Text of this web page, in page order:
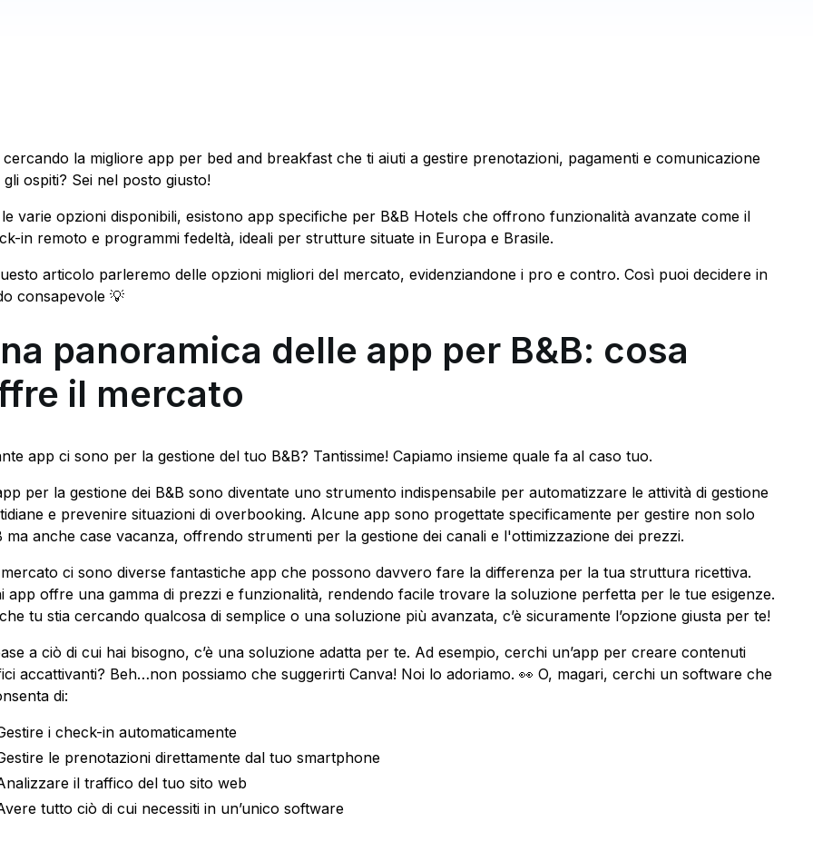
cercando la migliore app per bed and breakfast che ti aiuti a gestire prenotazioni, pagamenti e comunicazione
ospiti? Sei nel posto giusto!
varie opzioni disponibili, esistono app specifiche per B&B Hotels che offrono funzionalità avanzate come il
in remoto e programmi fedeltà, ideali per strutture situate in Europa e Brasile.
articolo parleremo delle opzioni migliori del mercato, evidenziandone i pro e contro. Così puoi decidere in
consapevole 💡
panoramica delle app per B&B: cosa
il mercato
app ci sono per la gestione del tuo B&B? Tantissime! Capiamo insieme quale fa al caso tuo.
per la gestione dei B&B sono diventate uno strumento indispensabile per automatizzare le attività di gestione
e prevenire situazioni di overbooking. Alcune app sono progettate specificamente per gestire non solo
ma anche case vacanza, offrendo strumenti per la gestione dei canali e l'ottimizzazione dei prezzi.
ci sono diverse fantastiche app che possono davvero fare la differenza per la tua struttura ricettiva.
app offre una gamma di prezzi e funzionalità, rendendo facile trovare la soluzione perfetta per le tue esigenze.
tu stia cercando qualcosa di semplice o una soluzione più avanzata, c’è sicuramente l’opzione giusta per te!
a ciò di cui hai bisogno, c’è una soluzione adatta per te. Ad esempio, cerchi un’app per creare contenuti
accattivanti? Beh…non possiamo che suggerirti Canva! Noi lo adoriamo. 👀 O, magari, cerchi un software che
di:
i check-in automaticamente
le prenotazioni direttamente dal tuo smartphone
il traffico del tuo sito web
tutto ciò di cui necessiti in un’unico software